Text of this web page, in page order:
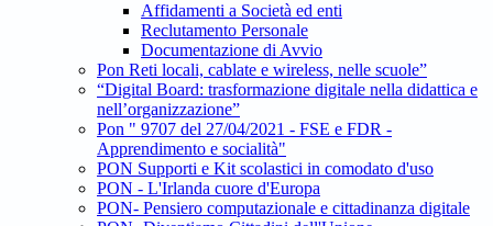
Affidamenti a Società ed enti
Reclutamento Personale
Documentazione di Avvio
Pon Reti locali, cablate e wireless, nelle scuole”
“Digital Board: trasformazione digitale nella didattica e
nell’organizzazione”
Pon " 9707 del 27/04/2021 - FSE e FDR -
Apprendimento e socialità"
PON Supporti e Kit scolastici in comodato d'uso
PON - L'Irlanda cuore d'Europa
PON- Pensiero computazionale e cittadinanza digitale